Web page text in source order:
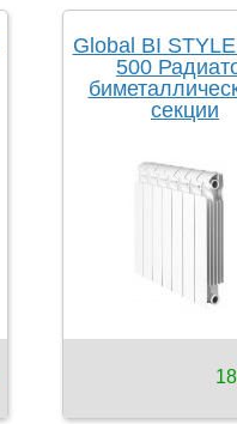
Global BI
500
секции